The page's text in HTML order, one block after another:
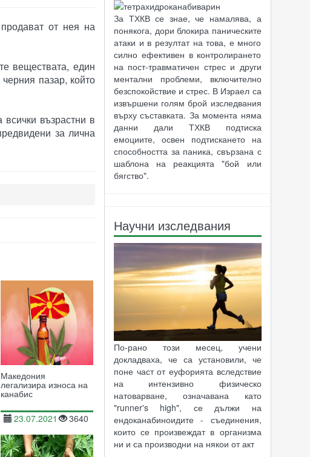
от нея на
веществата, един
пазар, който
възрастни в
за лична
Македония
легализира износа на
канабис
23.07.2021 3640
За ТХКВ се знае, че намалява, а
понякога, дори блокира паническите
атаки и в резултат на това, е много
силно ефективен в контролирането
на пост-травматичен стрес и други
ментални проблеми, включително
безспокойствие и стрес. В Израел са
извършени голям брой изследвания
върху съставката. За момента няма
данни дали ТХКВ подтиска
емоциите, освен подтискането на
способността за паника, свързана с
шаблона на реакцията "бой или
бягство".
Научни изследвания
По-рано този месец, учени
докладваха, че са установили, че
поне част от еуфорията вследствие
на интензивно физическо
натоварване, означавана като
"runner's high", се дължи на
ендоканабиноидите - съединения,
които се произвеждат в организма
ни и са производни на някои от акт